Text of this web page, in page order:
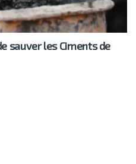
sauver les Ciments de